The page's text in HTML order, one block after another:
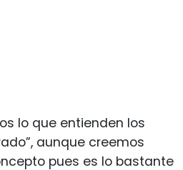
lo que entienden los
aunque creemos
pues es lo bastante